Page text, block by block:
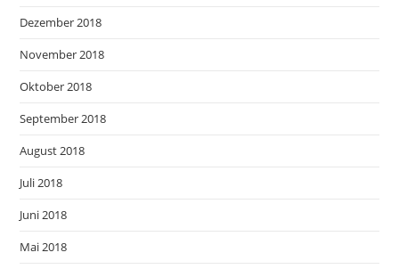
Dezember 2018
November 2018
Oktober 2018
September 2018
August 2018
Juli 2018
Juni 2018
Mai 2018